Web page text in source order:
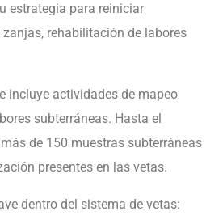
estrategia para reiniciar
rehabilitación de labores
incluye actividades de mapeo
subterráneas. Hasta el
de 150 muestras subterráneas
presentes en las vetas.
dentro del sistema de vetas: